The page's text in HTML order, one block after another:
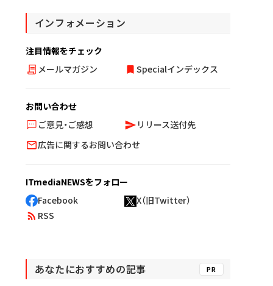
インフォメーション
注目情報をチェック
メールマガジン
Specialインデックス
お問い合わせ
ご意見・ご感想
リリース送付先
広告に関するお問い合わせ
ITmediaNEWSをフォロー
Facebook
X（旧Twitter）
RSS
あなたにおすすめの記事 PR